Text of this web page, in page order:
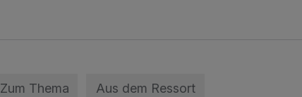
Zum Thema Aus dem Ressort